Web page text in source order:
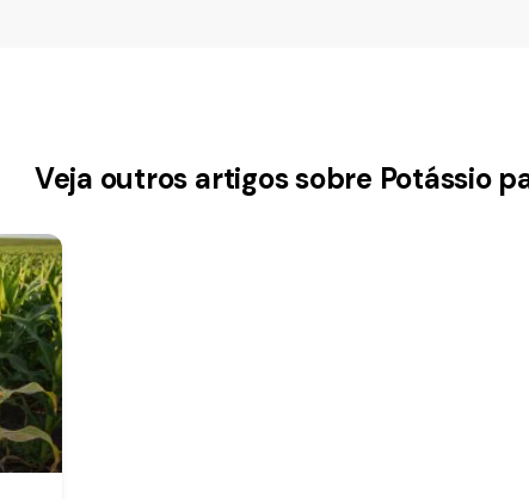
Veja outros artigos sobre Potássio